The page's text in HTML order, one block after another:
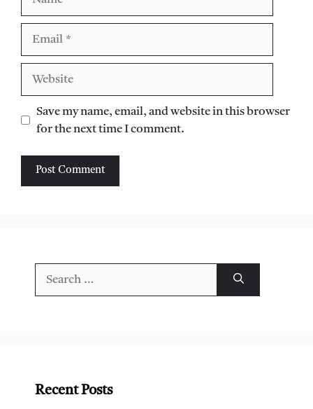
Save my name, email, and website in this browser
for the next time I comment.
Recent Posts